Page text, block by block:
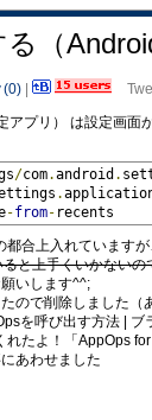
（
(0)
プリ） は設定画面
/com.android .
.
-from- recents
合上入れています
と上手くいかない
いします^^;
ので削除しました（
を呼び出す方法 | ブ
たよ！「AppOps
あわせました